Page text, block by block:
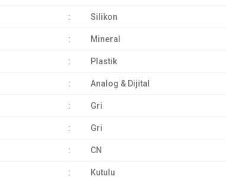
: Silikon
: Mineral
: Plastik
: Analog & Dijital
: Gri
: Gri
: CN
: Kutulu